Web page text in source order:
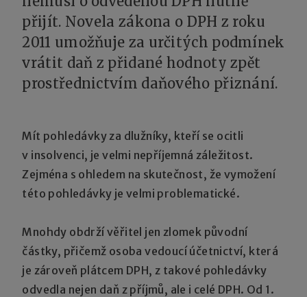
přijít. Novela zákona o DPH z roku
2011 umožňuje za určitých podmínek
vrátit daň z přidané hodnoty zpět
prostřednictvím daňového přiznání.
Mít pohledávky za dlužníky, kteří se ocitli
v insolvenci, je velmi nepříjemná záležitost.
Zejména s ohledem na skutečnost, že vymožení
této pohledávky je velmi problematické.
Mnohdy obdrží věřitel jen zlomek původní
částky, přičemž osoba vedoucí účetnictví, která
je zároveň plátcem DPH, z takové pohledávky
odvedla nejen daň z příjmů, ale i celé DPH. Od 1.